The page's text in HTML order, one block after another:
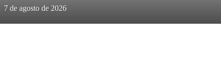
7 de agosto de 2026